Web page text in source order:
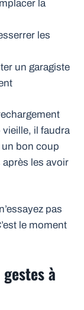
la
les
un garagiste
vieille, il faudra
bon coup
les avoir
pas
le moment
à